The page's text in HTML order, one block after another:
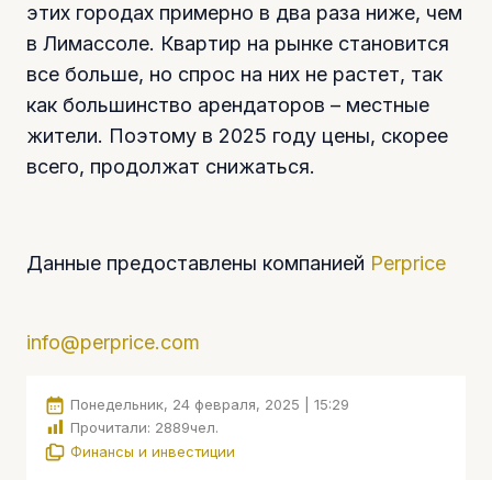
этих городах примерно в два раза ниже, чем
в Лимассоле. Квартир на рынке становится
все больше, но спрос на них не растет, так
как большинство арендаторов – местные
жители. Поэтому в 2025 году цены, скорее
всего, продолжат снижаться.
Данные предоставлены компанией Perprice
info@perprice.com
Понедельник, 24 февраля, 2025 | 15:29
Прочитали: 2889чел.
Финансы и инвестиции